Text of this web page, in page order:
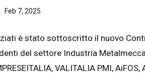
Feb 7, 2025
è stato sottoscritto il nuovo
del settore Industria
VALITALIA PMI, AiFOS,